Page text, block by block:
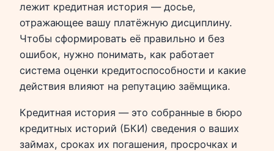
лежит кредитная история — досье,
отражающее вашу платёжную дисциплину.
Чтобы сформировать её правильно и без
ошибок, нужно понимать, как работает
система оценки кредитоспособности и какие
действия влияют на репутацию заёмщика.
Кредитная история — это собранные в бюро
кредитных историй (БКИ) сведения о ваших
займах, сроках их погашения, просрочках и